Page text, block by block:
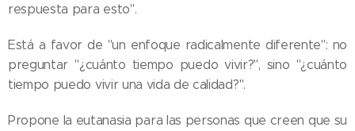
respuesta para esto".
Está a favor de "un enfoque radicalmente diferente": no
preguntar "¿cuánto tiempo puedo vivir?", sino "¿cuánto
tiempo puedo vivir una vida de calidad?".
Propone la eutanasia para las personas que creen que su